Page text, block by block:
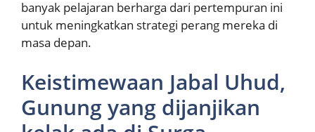
banyak pelajaran berharga dari pertempuran ini
untuk meningkatkan strategi perang mereka di
masa depan.
Keistimewaan Jabal Uhud,
Gunung yang dijanjikan